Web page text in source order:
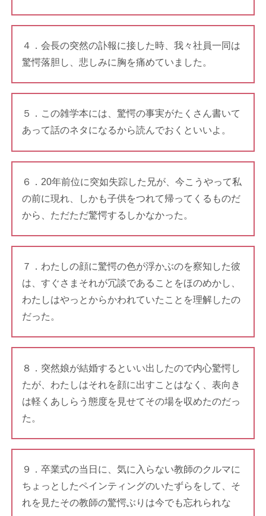
４．会長の突然の訃報に接した時、我々社員一同は
驚愕落胆し、悲しみに胸を痛めていました。
５．この雑学本には、驚愕の事実がたくさん書いて
あって話のネタになるから読んでおくといいよ。
６．20年前位に突如失踪した兄が、今こうやって私
の前に現れ、しかも子供をつれて帰ってくるものだ
から、ただただ驚愕するしかなかった。
７．わたしの顔に驚愕の色が浮かぶのを察知した彼
は、すぐさまそれが冗談であることをほのめかし、
わたしはやっとからかわれていたことを理解したの
だった。
８．突然娘が結婚するといい出したので内心驚愕し
たが、わたしはそれを顔に出すことはなく、表向き
は軽くあしらう態度を見せてその場を収めたのだっ
た。
９．卒業式の当日に、気に入らない教師のクルマに
ちょっとしたペインティングのいたずらをして、そ
れを見たその教師の驚愕ぶりは今でも忘れられな